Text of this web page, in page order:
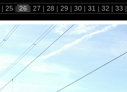
| 25 | 26 | 27 | 28 | 29 | 30 | 31 | 32 | 33 |